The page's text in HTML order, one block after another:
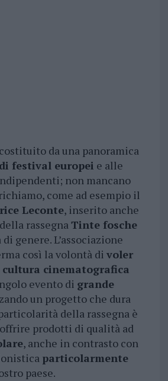
da una panoramica
festival europei e alle
non mancano
come ad esempio il
Leconte, inserito anche
rassegnaTinte fosche
genere. L’associazione
così la volontà di voler
cinematografica
evento di grande
un progetto che dura
della rassegna è
prodotti di qualità ad
, anche in contrasto con
particolarmente
paese.